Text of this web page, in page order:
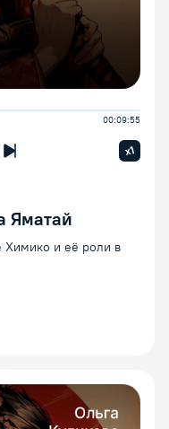
00:09:55
лекция
Следующая лекция
x1
Яматай
Химико и её роли в